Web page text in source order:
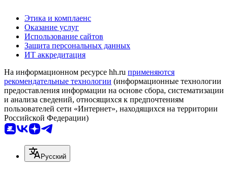
Этика и комплаенс
Оказание услуг
Использование сайтов
Защита персональных данных
ИТ аккредитация
На информационном ресурсе hh.ru применяются
рекомендательные технологии (информационные технологии
предоставления информации на основе сбора, систематизации
и анализа сведений, относящихся к предпочтениям
пользователей сети «Интернет», находящихся на территории
Российской Федерации)
Русский